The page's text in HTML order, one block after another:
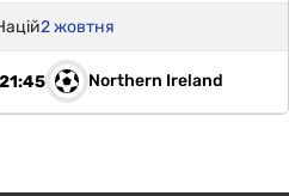
2 жовтня
21:45 Northern Ireland